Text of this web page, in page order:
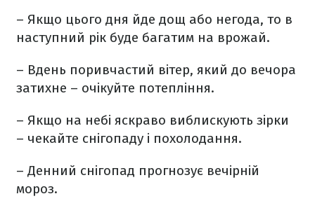
– Якщо цього дня йде дощ або негода, то в
наступний рік буде багатим на врожай.
– Вдень поривчастий вітер, який до вечора
затихне – очікуйте потепління.
– Якщо на небі яскраво виблискують зірки
– чекайте снігопаду і похолодання.
– Денний снігопад прогнозує вечірній
мороз.